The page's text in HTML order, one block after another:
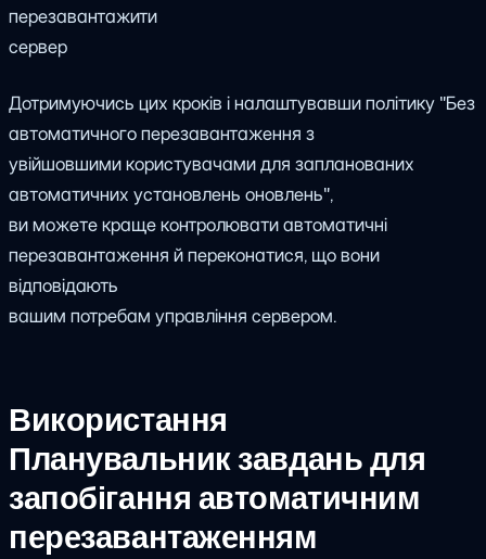
перезавантажити
сервер
Дотримуючись цих кроків і налаштувавши політику "Без
автоматичного перезавантаження з
увійшовшими користувачами для запланованих
автоматичних установлень оновлень",
ви можете краще контролювати автоматичні
перезавантаження й переконатися, що вони
відповідають
вашим потребам управління сервером.
Використання
Планувальник завдань для
запобігання автоматичним
перезавантаженням